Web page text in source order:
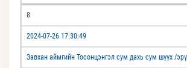
8
2024-07-26 17:30:49
Завхан аймгийн Тосонцэнгэл сум дахь сум шүүх /